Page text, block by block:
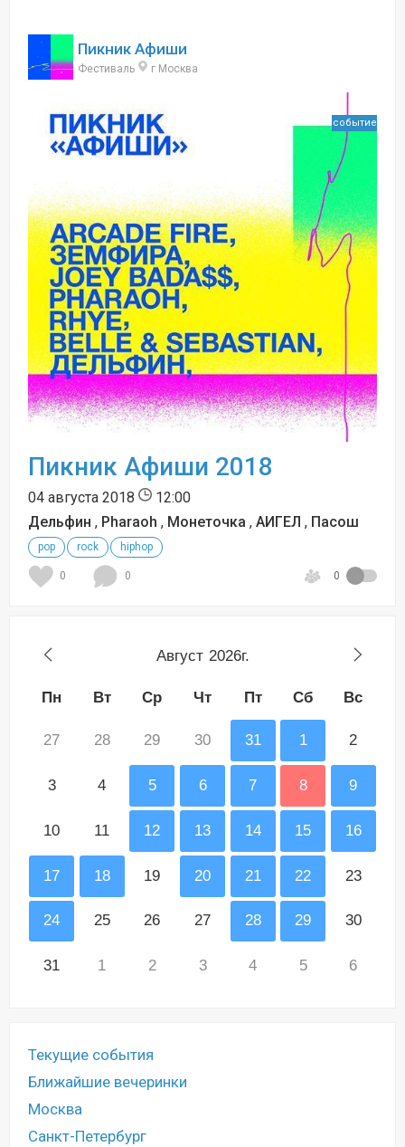
Пикник Афиши
Фестиваль г Москва
событие
Пикник Афиши 2018
04 августа 2018
12:00
Дельфин , Pharaoh , Монеточка , АИГЕЛ , Пасош
pop rock hiphop
0 0 0
Август 2026г.
Пн Вт Ср Чт Пт Сб Вс
27 28 29 30 31 1 2
3 4 5 6 7 8 9
10 11 12 13 14 15 16
17 18 19 20 21 22 23
24 25 26 27 28 29 30
31 1 2 3 4 5 6
Текущие события
Ближайшие вечеринки
Москва
Санкт-Петербург